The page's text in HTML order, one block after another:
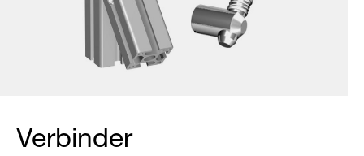
Verbinder